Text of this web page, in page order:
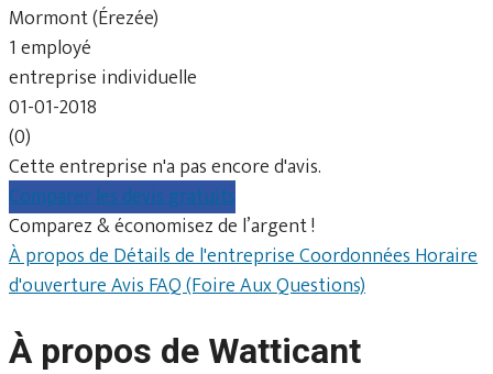
Mormont (Érezée)
1 employé
entreprise individuelle
01-01-2018
(0)
Cette entreprise n'a pas encore d'avis.
Comparer les devis gratuits
Comparez & économisez de l’argent !
À propos deDétails de l'entrepriseCoordonnéesHoraire
d'ouvertureAvisFAQ (Foire Aux Questions)
À propos de Watticant